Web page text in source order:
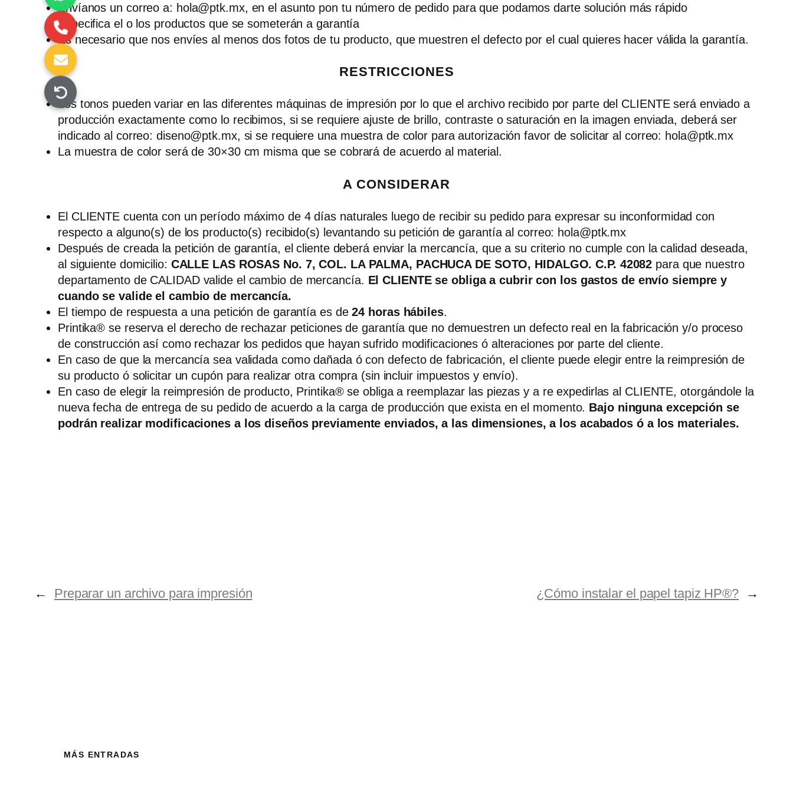
Envíanos un correo a: hola@ptk.mx, en el asunto pon tu número de pedido para que podamos darte solución más rápido
Especifica el o los productos que se someterán a garantía
Es necesario que nos envíes al menos dos fotos de tu producto, que muestren el defecto por el cual quieres hacer válida la garantía.
RESTRICCIONES
Los tonos pueden variar en las diferentes máquinas de impresión por lo que el archivo recibido por parte del CLIENTE será enviado a
producción exactamente como lo recibimos, si se requiere ajuste de brillo, contraste o saturación en la imagen enviada, deberá ser
indicado al correo: diseno@ptk.mx, si se requiere una muestra de color para autorización favor de solicitar al correo: hola@ptk.mx
La muestra de color será de 30×30 cm misma que se cobrará de acuerdo al material.
A CONSIDERAR
El CLIENTE cuenta con un período máximo de 4 días naturales luego de recibir su pedido para expresar su inconformidad con
respecto a alguno(s) de los producto(s) recibido(s) levantando su petición de garantía al correo: hola@ptk.mx
Después de creada la petición de garantía, el cliente deberá enviar la mercancía, que a su criterio no cumple con la calidad deseada,
al siguiente domicilio: CALLE LAS ROSAS No. 7, COL. LA PALMA, PACHUCA DE SOTO, HIDALGO. C.P. 42082 para que nuestro
departamento de CALIDAD valide el cambio de mercancía. El CLIENTE se obliga a cubrir con los gastos de envío siempre y
cuando se valide el cambio de mercancía.
El tiempo de respuesta a una petición de garantía es de24 horas hábiles.
Printika® se reserva el derecho de rechazar peticiones de garantía que no demuestren un defecto real en la fabricación y/o proceso
de construcción así como rechazar los pedidos que hayan sufrido modificaciones ó alteraciones por parte del cliente.
En caso de que la mercancía sea validada como dañada ó con defecto de fabricación, el cliente puede elegir entre la reimpresión de
su producto ó solicitar un cupón para realizar otra compra (sin incluir impuestos y envío).
En caso de elegir la reimpresión de producto, Printika® se obliga a reemplazar las piezas y a re expedirlas al CLIENTE, otorgándole la
nueva fecha de entrega de su pedido de acuerdo a la carga de producción que exista en el momento. Bajo ninguna excepción se
podrán realizar modificaciones a los diseños previamente enviados, a las dimensiones, a los acabados ó a los materiales.
← Preparar un archivo para impresión ¿Cómo instalar el papel tapiz HP®? →
MÁS ENTRADAS